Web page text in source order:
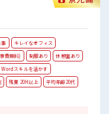
事
キレイなオフィス
費無料) 制服あり
休憩室あり
Wordスキルを活かす
残業 20H以上
平均年齢20代